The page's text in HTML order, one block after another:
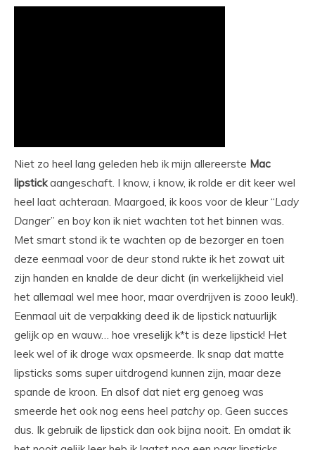
Niet zo heel lang geleden heb ik mijn allereerste Mac
lipstickaangeschaft. I know, i know, ik rolde er dit keer wel
heel laat achteraan. Maargoed, ik koos voor de kleur “Lady
Danger” en boy kon ik niet wachten tot het binnen was.
Met smart stond ik te wachten op de bezorger en toen
deze eenmaal voor de deur stond rukte ik het zowat uit
zijn handen en knalde de deur dicht (in werkelijkheid viel
het allemaal wel mee hoor, maar overdrijven is zooo leuk!).
Eenmaal uit de verpakking deed ik de lipstick natuurlijk
gelijk op en wauw… hoe vreselijk k*t is deze lipstick! Het
leek wel of ik droge wax opsmeerde. Ik snap dat matte
lipsticks soms super uitdrogend kunnen zijn, maar deze
spande de kroon. En alsof dat niet erg genoeg was
smeerde het ook nog eens heel patchy op. Geen succes
dus. Ik gebruik de lipstick dan ook bijna nooit. En omdat ik